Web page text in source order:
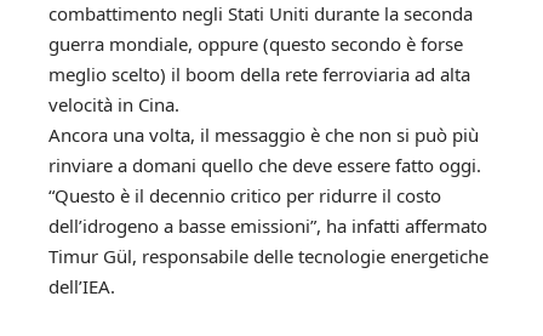
combattimento negli Stati Uniti durante la seconda
guerra mondiale, oppure (questo secondo è forse
meglio scelto) il boom della rete ferroviaria ad alta
velocità in Cina.
Ancora una volta, il messaggio è che non si può più
rinviare a domani quello che deve essere fatto oggi.
“Questo è il decennio critico per ridurre il costo
dell’idrogeno a basse emissioni”, ha infatti affermato
Timur Gül, responsabile delle tecnologie energetiche
dell’IEA.